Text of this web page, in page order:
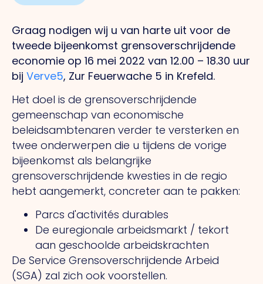
Graag nodigen wij u van harte uit voor de
tweede bijeenkomst grensoverschrijdende
economie op 16 mei 2022 van 12.00 – 18.30 uur
bij Verve5, Zur Feuerwache 5 in Krefeld.
Het doel is de grensoverschrijdende
gemeenschap van economische
beleidsambtenaren verder te versterken en
twee onderwerpen die u tijdens de vorige
bijeenkomst als belangrijke
grensoverschrijdende kwesties in de regio
hebt aangemerkt, concreter aan te pakken:
Parcs d'activités durables
De euregionale arbeidsmarkt / tekort
aan geschoolde arbeidskrachten
De Service Grensoverschrijdende Arbeid
(SGA) zal zich ook voorstellen.